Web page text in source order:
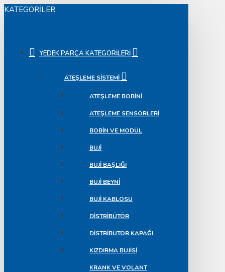
KATEGORILER
YEDEK PARÇA KATEGORILERI
ATEŞLEME SISTEMI
ATEŞLEME BOBINI
ATEŞLEME SENSÖRLERI
BOBIN VE MODÜL
BUJI
BUJI BAŞLIĞI
BUJI BEYNI
BUJI KABLOSU
DISTRIBÜTÖR
DISTRIBÜTÖR KAPAĞI
KIZDIRMA BUJISI
KRANK VE VOLANT